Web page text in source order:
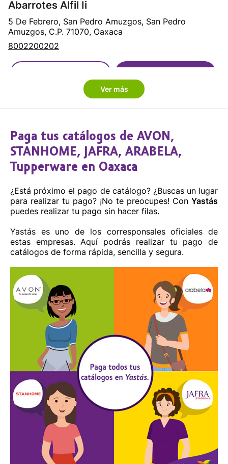
Abarrotes Alfil Ii
5 De Febrero, San Pedro Amuzgos, San Pedro
Amuzgos, C.P. 71070, Oaxaca
8002200202
Abarrotes Almita
Santo Domingo Tehuantepec, C.P. 70762, Oaxaca
8002200202
Sitio web
Abarrotes Arely
Domingo Petapa, C.P. 70350, Oaxaca
8002200202
Ver más
Paga tus catálogos de AVON,
STANHOME, JAFRA, ARABELA,
Tupperware en Oaxaca
¿Está próximo el pago de catálogo? ¿Buscas un lugar
para realizar tu pago? ¡No te preocupes! Con Yastás
puedes realizar tu pago sin hacer filas.
Yastás es uno de los corresponsales oficiales de
estas empresas. Aquí podrás realizar tu pago de
catálogos de forma rápida, sencilla y segura.